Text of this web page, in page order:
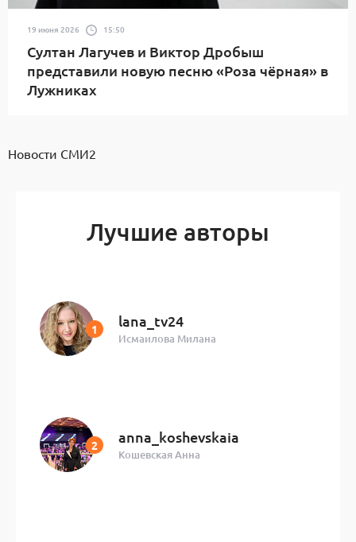
19 июня 2026 15:50
Султан Лагучев и Виктор Дробыш
представили новую песню «Роза чёрная» в
Лужниках
Новости СМИ2
Лучшие авторы
lana_tv24
Исмаилова Милана
anna_koshevskaia
Кошевская Анна